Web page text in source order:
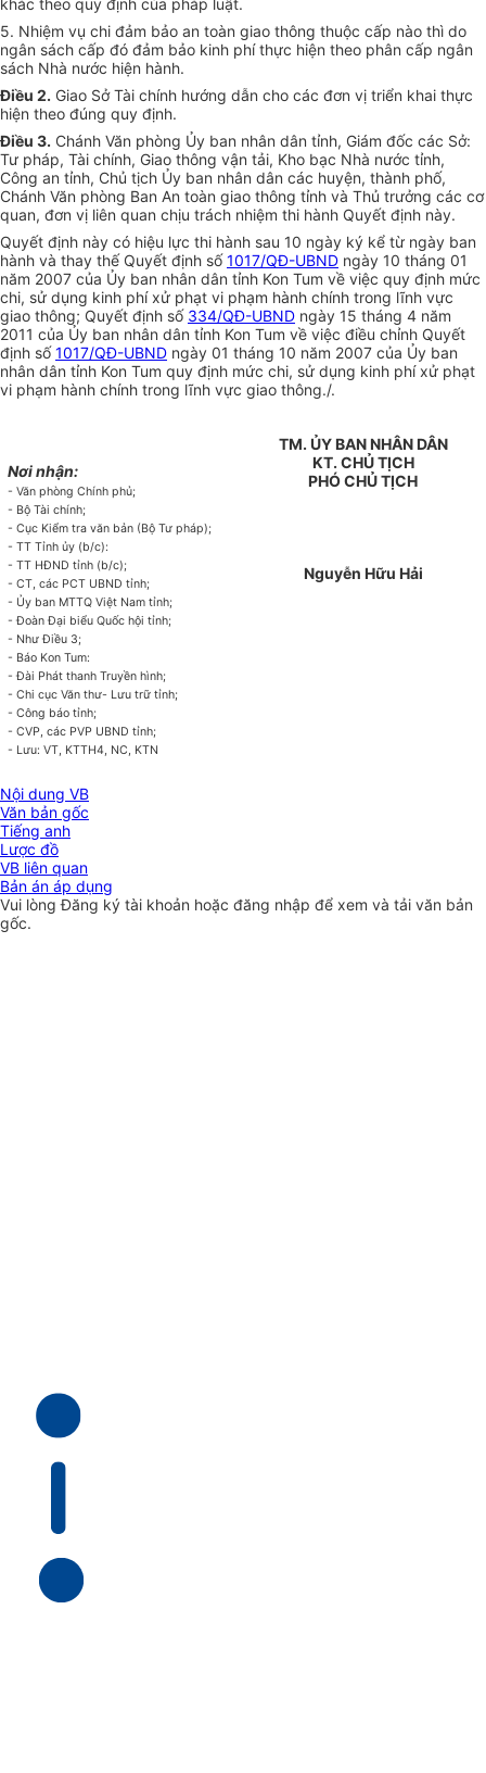
khác theo quy định của pháp luật.
5. Nhiệm vụ chi đảm bảo an toàn giao thông thuộc cấp nào thì do
ngân sách cấp đó đảm bảo kinh phí thực hiện theo phân cấp ngân
sách Nhà nước hiện hành.
Điều 2. Giao Sở Tài chính hướng dẫn cho các đơn vị triển khai thực
hiện theo đúng quy định.
Điều 3. Chánh Văn phòng Ủy ban nhân dân tỉnh, Giám đốc các Sở:
Tư pháp, Tài chính, Giao thông vận tải, Kho bạc Nhà nước tỉnh,
Công an tỉnh, Chủ tịch Ủy ban nhân dân các huyện, thành phố,
Chánh Văn phòng Ban An toàn giao thông tỉnh và Thủ trưởng các cơ
quan, đơn vị liên quan chịu trách nhiệm thi hành Quyết định này.
Quyết định này có hiệu lực thi hành sau 10 ngày ký kể từ ngày ban
hành và thay thế Quyết định số1017/QĐ-UBND ngày 10 tháng 01
năm 2007 của Ủy ban nhân dân tỉnh Kon Tum về việc quy định mức
chi, sử dụng kinh phí xử phạt vi phạm hành chính trong lĩnh vực
giao thông; Quyết định số 334/QĐ-UBND ngày 15 tháng 4 năm
2011 của Ủy ban nhân dân tỉnh Kon Tum về việc điều chỉnh Quyết
định số1017/QĐ-UBND ngày 01 tháng 10 năm 2007 của Ủy ban
nhân dân tỉnh Kon Tum quy định mức chi, sử dụng kinh phí xử phạt
vi phạm hành chính trong lĩnh vực giao thông./.
Nơi nhận:
- Văn phòng Chính phủ;
- Bộ Tài chính;
- Cục Kiểm tra văn bản (Bộ Tư pháp);
- TT Tỉnh ủy (b/c):
- TT HĐND tỉnh (b/c);
- CT, các PCT UBND tỉnh;
- Ủy ban MTTQ Việt Nam tỉnh;
- Đoàn Đại biểu Quốc hội tỉnh;
- Như Điều 3;
- Báo Kon Tum:
- Đài Phát thanh Truyền hình;
- Chi cục Văn thư- Lưu trữ tỉnh;
- Công báo tỉnh;
- CVP, các PVP UBND tỉnh;
- Lưu: VT, KTTH4, NC, KTN
TM. ỦY BAN NHÂN DÂN
KT. CHỦ TỊCH
PHÓ CHỦ TỊCH
Nguyễn Hữu Hải
Nội dung VB
Văn bản gốc
Tiếng anh
Lược đồ
VB liên quan
Bản án áp dụng
Vui lòngĐăng ký tài khoản hoặc đăng nhập để xem và tải văn bản
gốc.